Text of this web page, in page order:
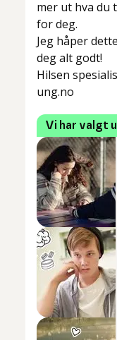
mer ut hva du
for deg.
Jeg håper
deg alt godt!
Hilsen
ung.no
Vi har valgt